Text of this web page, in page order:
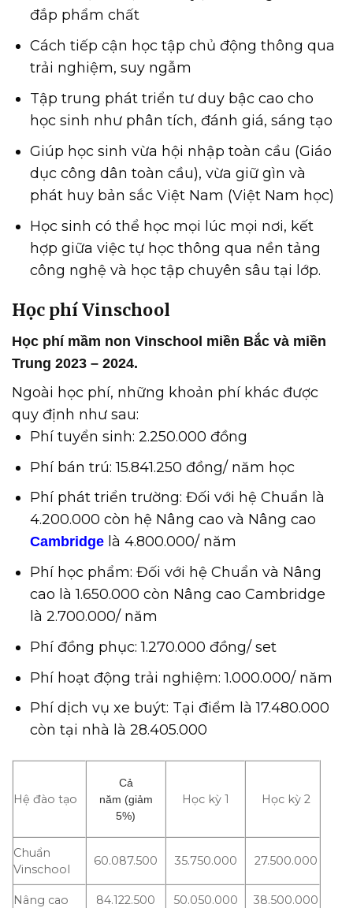
đắp phẩm chất
Cách tiếp cận học tập chủ động thông qua
trải nghiệm, suy ngẫm
Tập trung phát triển tư duy bậc cao cho
học sinh như phân tích, đánh giá, sáng tạo
Giúp học sinh vừa hội nhập toàn cầu (Giáo
dục công dân toàn cầu), vừa giữ gìn và
phát huy bản sắc Việt Nam (Việt Nam học)
Học sinh có thể học mọi lúc mọi nơi, kết
hợp giữa việc tự học thông qua nền tảng
công nghệ và học tập chuyên sâu tại lớp.
Học phí Vinschool
Học phí mầm non Vinschool miền Bắc và miền
Trung 2023 – 2024.
Ngoài học phí, những khoản phí khác được
quy định như sau:
Phí tuyển sinh: 2.250.000 đồng
Phí bán trú: 15.841.250 đồng/ năm học
Phí phát triển trường: Đối với hệ Chuẩn là
4.200.000 còn hệ Nâng cao và Nâng cao
Cambridge là 4.800.000/ năm
Phí học phẩm: Đối với hệ Chuẩn và Nâng
cao là 1.650.000 còn Nâng cao Cambridge
là 2.700.000/ năm
Phí đồng phục: 1.270.000 đồng/ set
Phí hoạt động trải nghiệm: 1.000.000/ năm
Phí dịch vụ xe buýt: Tại điểm là 17.480.000
còn tại nhà là 28.405.000
Hệ đào tạo
Cả
năm (giảm
5%)
Học kỳ 1 Học kỳ 2
Chuẩn
Vinschool
60.087.500 35.750.000 27.500.000
Nâng cao 84.122.500 50.050.000 38.500.000